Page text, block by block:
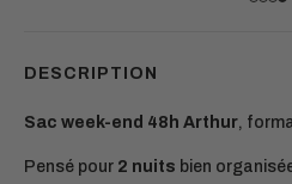
DESCRIPTION
Sac week-end 48h Arthur,
Pensé pour 2 nuits bien